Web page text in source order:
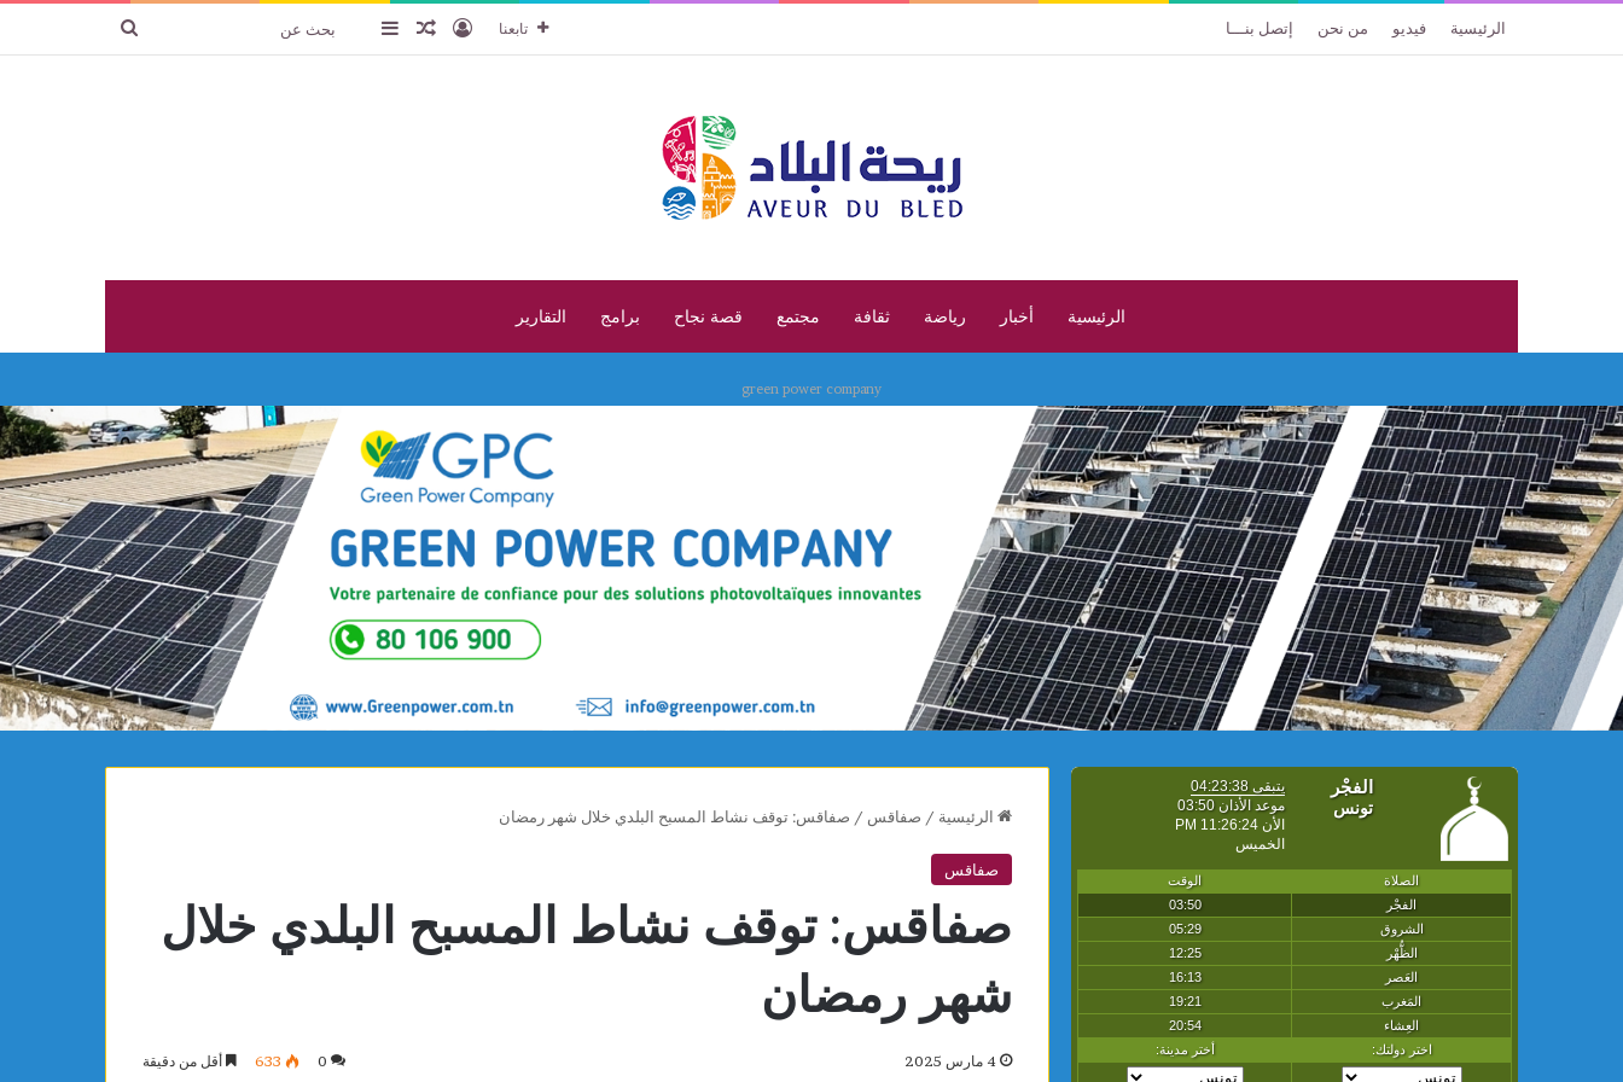
الرئيسية فيديو من نحن إتصل بنـــا تابعنا تسجيل الدخول
عنصر عشوائي
إضافة عمود جانبي
بحث
الرئيسية أخبار رياضة ثقافة مجتمع قصة نجاح برامج التقارير
green power company
الرئيسية / صفاقس / صفاقس: توقف نشاط المسبح البلدي خلال شهر رمضان
صفاقس
صفاقس: توقف نشاط المسبح البلدي خلال
شهر رمضان
4 مارس 2025 0
633 أقل من دقيقة